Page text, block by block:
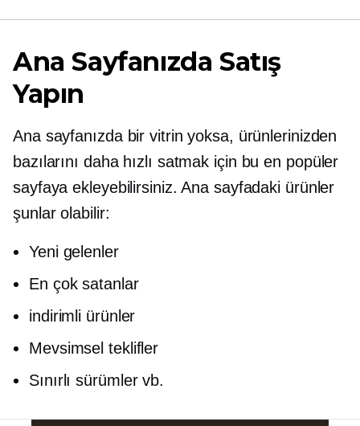
Ana Sayfanızda Satış
Yapın
Ana sayfanızda bir vitrin yoksa, ürünlerinizden
bazılarını daha hızlı satmak için bu en popüler
sayfaya ekleyebilirsiniz. Ana sayfadaki ürünler
şunlar olabilir:
Yeni gelenler
En çok satanlar
indirimli ürünler
Mevsimsel teklifler
Sınırlı sürümler vb.